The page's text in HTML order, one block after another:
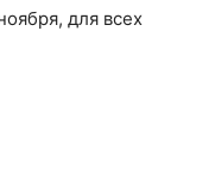
для всех